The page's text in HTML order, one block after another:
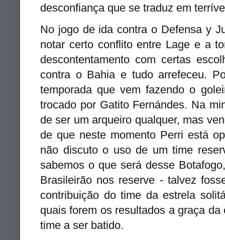
desconfiança que se traduz em
No jogo de ida contra o Defensa y
notar certo conflito entre Lage e a
descontentamento com certas
contra o Bahia e tudo arrefeceu.
temporada que vem fazendo o
trocado por Gatito Fernándes. Na
de ser um arqueiro qualquer, mas
de que neste momento Perri está
não discuto o uso de um time
sabemos o que será desse
Brasileirão nos reserve - talvez
contribuição do time da estrela
quais forem os resultados a graça
time a ser batido.